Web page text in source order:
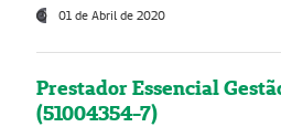
01 de Abril de 2020
Prestador Essencial
(51004354-7)